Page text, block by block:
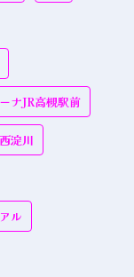
ナJR高槻駅前
淀川
ル